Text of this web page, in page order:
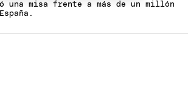
una misa frente a más de un millón